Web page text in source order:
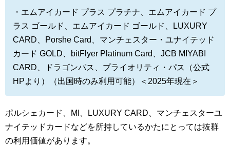
・エムアイカード プラス プラチナ、エムアイカード プ
ラス ゴールド、エムアイカード ゴールド、LUXURY
CARD、Porshe Card、マンチェスター・ユナイテッド
カード GOLD、bitFlyer Platinum Card、JCB MIYABI
CARD、ドラゴンパス、プライオリティ・パス（公式
HPより）（出国時のみ利用可能）＜2025年現在＞
ポルシェカード、MI、LUXURY CARD、マンチェスターユ
ナイテッドカードなどを所持しているかたにとっては抜群
の利用価値があります。